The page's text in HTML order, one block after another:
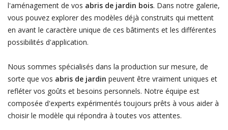
l'aménagement de vos abris de jardin bois. Dans notre galerie,
vous pouvez explorer des modèles déjà construits qui mettent
en avant le caractère unique de ces bâtiments et les différentes
possibilités d'application.
Nous sommes spécialisés dans la production sur mesure, de
sorte que vos abris de jardin peuvent être vraiment uniques et
refléter vos goûts et besoins personnels. Notre équipe est
composée d'experts expérimentés toujours prêts à vous aider à
choisir le modèle qui répondra à toutes vos attentes.